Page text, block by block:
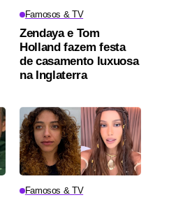
Famosos & TV
Zendaya e Tom
Holland fazem festa
de casamento luxuosa
na Inglaterra
Famosos & TV